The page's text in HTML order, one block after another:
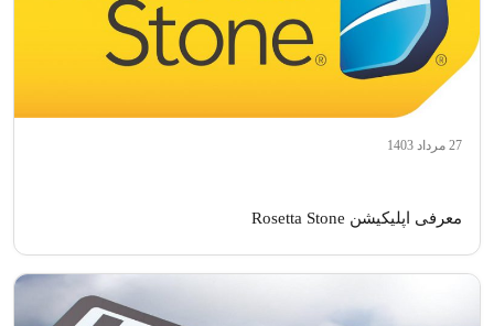
27 مرداد 1403
معرفی اپلیکیشن Rosetta Stone